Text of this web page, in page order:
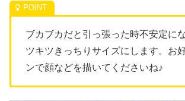
ブカブカだと引っ張った時不安定に
ツキツきっちりサイズにします。お
ンで顔などを描いてくださいね♪